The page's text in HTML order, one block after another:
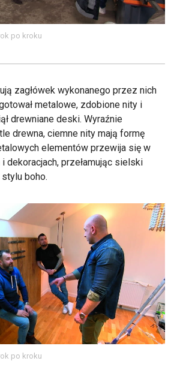
po kroku
zagłówek wykonanego przez nich
metalowe, zdobione nity i
drewniane deski. Wyraźnie
drewna, ciemne nity mają formę
elementów przewija się w
dekoracjach, przełamując sielski
boho.
po kroku